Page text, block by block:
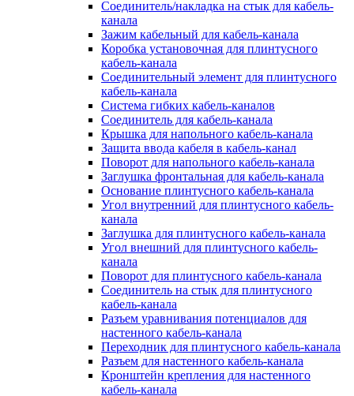
Соединитель/накладка на стык для кабель-
канала
Зажим кабельный для кабель-канала
Коробка установочная для плинтусного
кабель-канала
Соединительный элемент для плинтусного
кабель-канала
Система гибких кабель-каналов
Соединитель для кабель-канала
Крышка для напольного кабель-канала
Защита ввода кабеля в кабель-канал
Поворот для напольного кабель-канала
Заглушка фронтальная для кабель-канала
Основание плинтусного кабель-канала
Угол внутренний для плинтусного кабель-
канала
Заглушка для плинтусного кабель-канала
Угол внешний для плинтусного кабель-
канала
Поворот для плинтусного кабель-канала
Соединитель на стык для плинтусного
кабель-канала
Разъем уравнивания потенциалов для
настенного кабель-канала
Переходник для плинтусного кабель-канала
Разъем для настенного кабель-канала
Кронштейн крепления для настенного
кабель-канала